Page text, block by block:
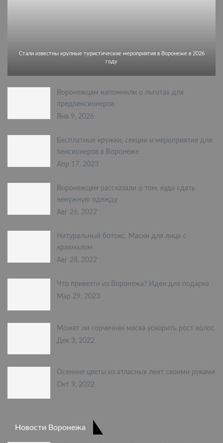
Стали известны крупные туристические мероприятия в Воронеже в 2026
году
Воронежцам напомнили о льготах для
предпенсионеров
Янв 9, 2026
Бесплатные кружки, секции и мероприятия для
пенсионеров в Воронеже
Апр 17, 2023
Воронежцам рассказали о том, куда сдать
ненужную одежду
Авг 26, 2022
Натуральный ботокс. Маски для лица с
крахмалом
Авг 28, 2022
Что привезти из Воронежа? Идеи для подарка
Мар 29, 2023
Может ли горчичная маска ускорить рост волос
Дек 3, 2022
Осенние цветы из атласных лент своими руками
Окт 9, 2022
Новости Воронежа